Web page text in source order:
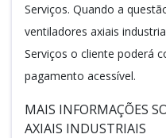
Serviços. Quando a
ventiladores axiais
Serviços o cliente poderá
pagamento acessível.
MAIS INFORMAÇÕES
AXIAIS INDUSTRIAIS